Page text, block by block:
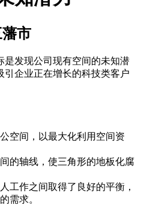
市
是发现公司现有空间的未知潜
引企业正在增长的科技类客户
空间，以最大化利用空间资
的轴线，使三角形的地板化腐
工作之间取得了良好的平衡，
需求。